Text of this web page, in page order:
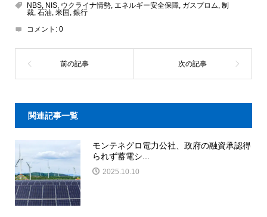
NBS, NIS, ウクライナ情勢, エネルギー安全保障, ガスプロム 制
裁, 石油 米国 銀行
コメント: 0
関連記事一覧
モンテネグロ電力公社、政府の融資承認得
られず蓄電シ...
2025.10.10